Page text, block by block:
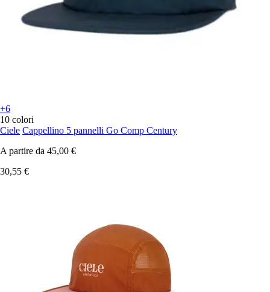
+6
10 colori
Ciele Cappellino 5 pannelli Go Comp Century
A partire da 45,00 €
30,55 €